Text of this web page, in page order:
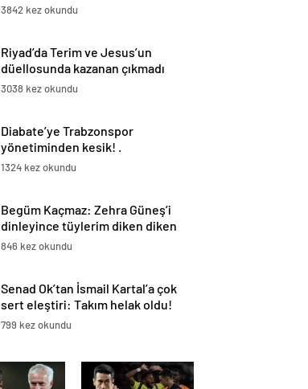
3842 kez okundu
Riyad’da Terim ve Jesus’un
düellosunda kazanan çıkmadı
3038 kez okundu
Diabate’ye Trabzonspor
yönetiminden kesik! .
1324 kez okundu
Begüm Kaçmaz: Zehra Güneş’i
dinleyince tüylerim diken diken
oldu | Eda Erdem’i çok izliyorum
846 kez okundu
Senad Ok’tan İsmail Kartal’a çok
sert eleştiri: Takım helak oldu!
Toplantı yapılacak
799 kez okundu